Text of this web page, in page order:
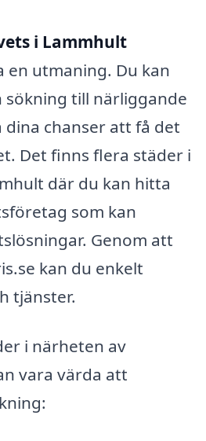
i Lammhult
en utmaning. Du kan
sökning till närliggande
chanser att få det
Det finns flera städer i
där du kan hitta
som kan
Genom att
kan du enkelt
tjänster.
i närheten av
vara värda att